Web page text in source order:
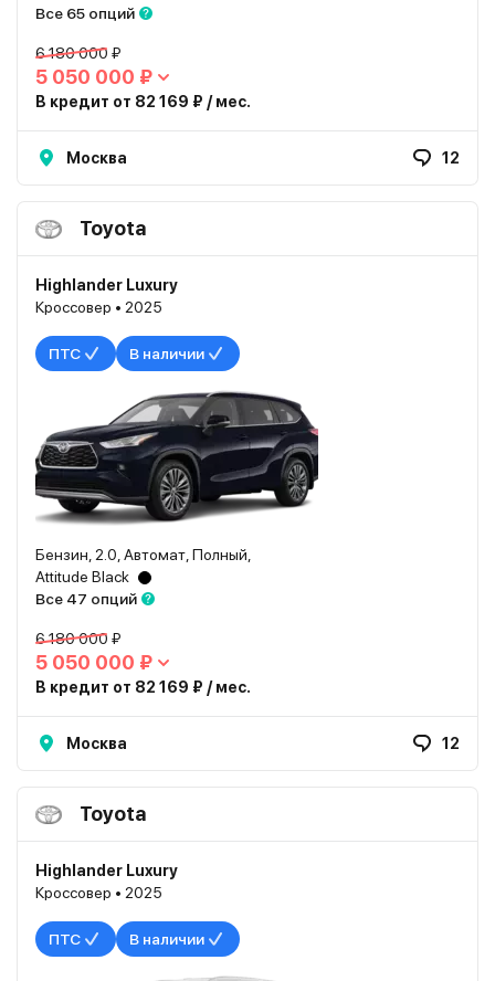
Все 65 опций
6 180 000 ₽
5 050 000 ₽
В кредит от 82 169 ₽ / мес.
Москва 12
Toyota
Highlander Luxury
Кроссовер • 2025
ПТС В наличии
Бензин, 2.0, Автомат, Полный,
Attitude Black
Все 47 опций
6 180 000 ₽
5 050 000 ₽
В кредит от 82 169 ₽ / мес.
Москва 12
Toyota
Highlander Luxury
Кроссовер • 2025
ПТС В наличии